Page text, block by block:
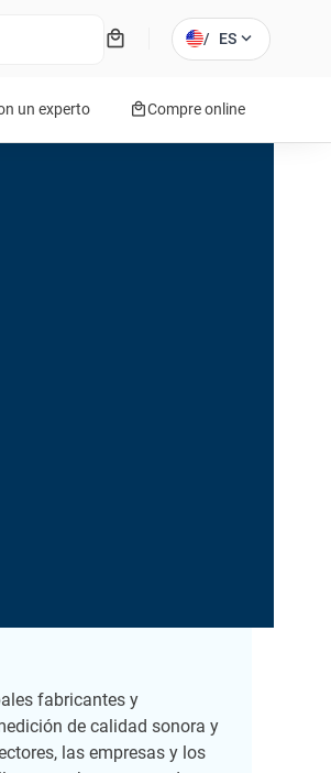
local_mall / ES expand_more
un experto local_mallCompre online
fabricantes y
de calidad sonora y
las empresas y los